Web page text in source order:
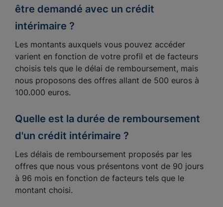
être demandé avec un crédit
intérimaire ?
Les montants auxquels vous pouvez accéder
varient en fonction de votre profil et de facteurs
choisis tels que le délai de remboursement, mais
nous proposons des offres allant de 500 euros à
100.000 euros.
Quelle est la durée de remboursement
d'un crédit intérimaire ?
Les délais de remboursement proposés par les
offres que nous vous présentons vont de 90 jours
à 96 mois en fonction de facteurs tels que le
montant choisi.